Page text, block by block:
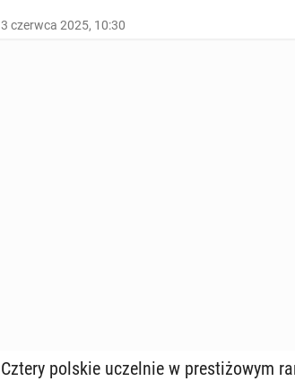
3 czerwca 2025, 10:30
Cztery polskie uczel­nie w pre­sti­żo­wym